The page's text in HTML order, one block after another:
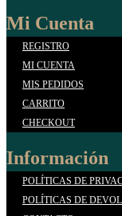
Mi Cuenta
REGISTRO
MI CUENTA
MIS PEDIDOS
CARRITO
CHECKOUT
Información
POLÍTICAS DE
POLÍTICAS DE